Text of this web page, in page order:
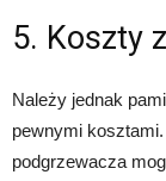
5. Koszty
Należy jednak
pewnymi
podgrzewacza